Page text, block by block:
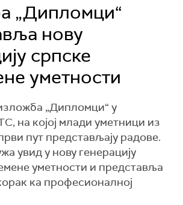
„Дипломци“
нову
српске
уметности
„Дипломци“ у
на којој млади уметници из
пут представљају радове.
увид у нову генерацију
уметности и представља
ка професионалној